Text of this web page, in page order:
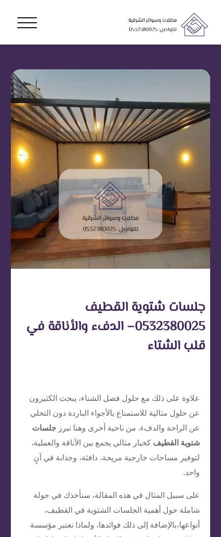
جلسات شتوية القطيف
0532380025– الدفء والأناقة في
قلب الشتاء
علاوة على ذلك مع حلول فصل الشتاء، يبحث الكثيرون
عن حلول مثالية للاستمتاع بالأجواء الباردة دون التخلي
عن الراحة والدفء. من ناحية أخرى وهنا تبرز جلسات
شتوية القطيف كخيار مثالي يجمع بين الأناقة والعملية،
لتوفير مساحات خارجية مريحة، دافئة، وجذابة في آنٍ
واحد.
على سبيل المثال في هذه المقالة، سنأخذك في جولة
شاملة حول أهمية الجلسات الشتوية في القطيف،
أنواعها،بالإضافة إلى ذلك فوائدها، ولماذا تعتبر مؤسسة